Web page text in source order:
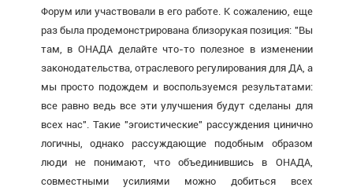
Форум или участвовали в его работе. К сожалению, еще
раз была продемонстрирована близорукая позиция: "Вы
там, в ОНАДА делайте что-то полезное в изменении
законодательства, отраслевого регулирования для ДА, а
мы просто подождем и воспользуемся результатами:
все равно ведь все эти улучшения будут сделаны для
всех нас". Такие "эгоистические" рассуждения цинично
логичны, однако рассуждающие подобным образом
люди не понимают, что объединившись в ОНАДА,
совместными усилиями можно добиться всех